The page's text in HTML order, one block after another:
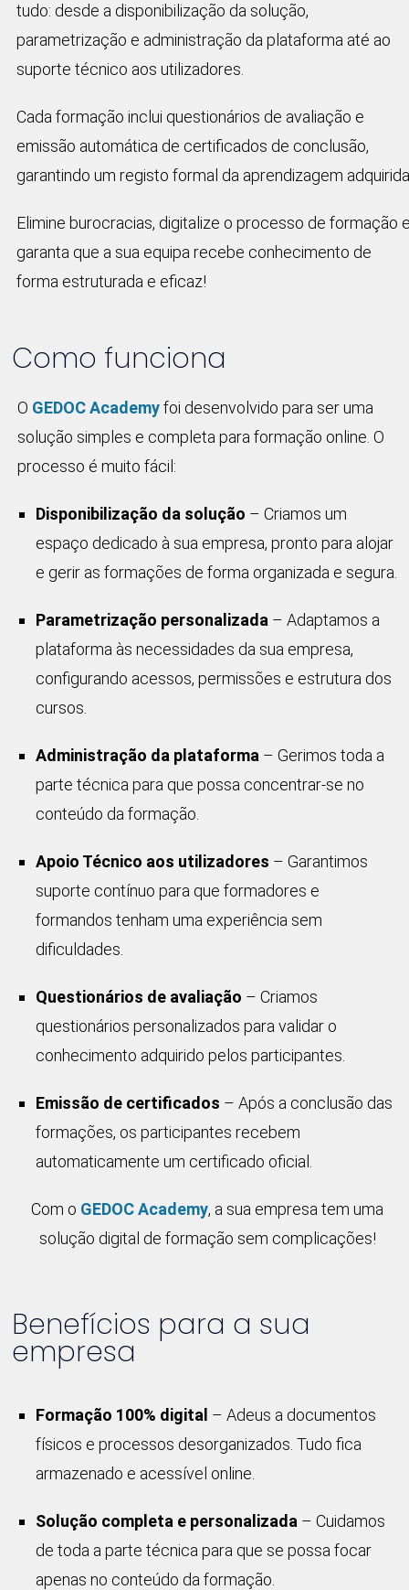
tudo: desde a disponibilização da solução,
parametrização e administração da plataforma até ao
suporte técnico aos utilizadores.
Cada formação inclui questionários de avaliação e
emissão automática de certificados de conclusão,
garantindo um registo formal da aprendizagem
Elimine burocracias, digitalize o processo de formação
garanta que a sua equipa recebe conhecimento de
forma estruturada e eficaz!
Como funciona
O GEDOC Academyfoi desenvolvido para ser uma
solução simples e completa para formação online. O
processo é muito fácil:
Disponibilização da solução – Criamos um
espaço dedicado à sua empresa, pronto para alojar
e gerir as formações de forma organizada e segura.
Parametrização personalizada – Adaptamos a
plataforma às necessidades da sua empresa,
configurando acessos, permissões e estrutura dos
cursos.
Administração da plataforma – Gerimos toda a
parte técnica para que possa concentrar-se no
conteúdo da formação.
Apoio Técnico aos utilizadores – Garantimos
suporte contínuo para que formadores e
formandos tenham uma experiência sem
dificuldades.
Questionários de avaliação – Criamos
questionários personalizados para validar o
conhecimento adquirido pelos participantes.
Emissão de certificados – Após a conclusão das
formações, os participantes recebem
automaticamente um certificado oficial.
Com o GEDOC Academy, a sua empresa tem uma
solução digital de formação sem complicações!
Benefícios para a sua
empresa
Formação 100% digital – Adeus a documentos
físicos e processos desorganizados. Tudo fica
armazenado e acessível online.
Solução completa e personalizada – Cuidamos
de toda a parte técnica para que se possa focar
apenas no conteúdo da formação.